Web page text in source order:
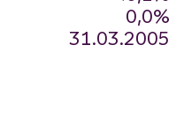
0,0%
31.03.2005